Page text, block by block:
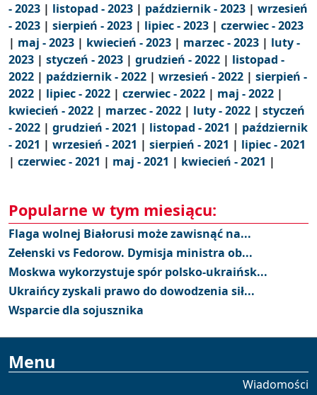
- 2023 | listopad - 2023 | październik - 2023 | wrzesień
- 2023 | sierpień - 2023 | lipiec - 2023 | czerwiec - 2023
| maj - 2023 | kwiecień - 2023 | marzec - 2023 | luty -
2023 | styczeń - 2023 | grudzień - 2022 | listopad -
2022 | październik - 2022 | wrzesień - 2022 | sierpień -
2022 | lipiec - 2022 | czerwiec - 2022 | maj - 2022 |
kwiecień - 2022 | marzec - 2022 | luty - 2022 | styczeń
- 2022 | grudzień - 2021 | listopad - 2021 | październik
- 2021 | wrzesień - 2021 | sierpień - 2021 | lipiec - 2021
| czerwiec - 2021 | maj - 2021 | kwiecień - 2021 |
Popularne w tym miesiącu:
Flaga wolnej Białorusi może zawisnąć na...
Zełenski vs Fedorow. Dymisja ministra ob...
Moskwa wykorzystuje spór polsko-ukraińsk...
Ukraińcy zyskali prawo do dowodzenia sił...
Wsparcie dla sojusznika
Menu
Wiadomości